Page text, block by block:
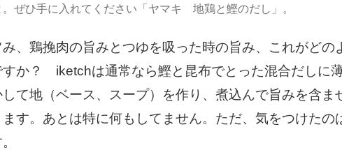
ぜひ手に入れてください「ヤマキ 地鶏と鰹のだし」。
、鶏挽肉の旨みとつゆを吸った時の旨み、これがどの
か？ iketchは通常なら鰹と昆布でとった混合だしに
て地（ベース、スープ）を作り、煮込んで旨みを含ま
す。あとは特に何もしてません。ただ、気をつけたの